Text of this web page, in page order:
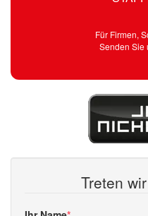
Für Firmen,
Senden Sie
Treten